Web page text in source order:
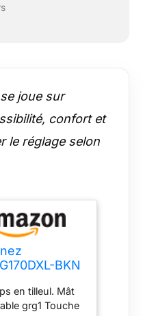
joue sur
confort et
le réglage selon
BKN
en tilleul. Mât
grg1 Touche